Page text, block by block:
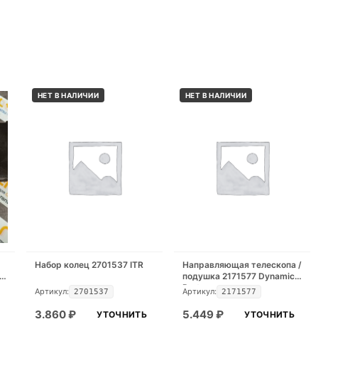
НЕТ В НАЛИЧИИ
Набор колец 2701537 ITR
Артикул: 2701537
3.860₽ УТОЧНИТЬ
НЕТ В НАЛИЧИИ
Направляющая телескопа /
подушка 2171577 Dynamic
Part
Артикул: 2171577
5.449 ₽ УТОЧНИТЬ